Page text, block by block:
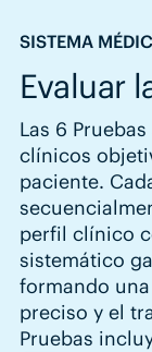
SISTEMA
Evaluar
Las 6
clínicos
paciente.
perfil clínico
sistemático
formando
preciso y el
Pruebas